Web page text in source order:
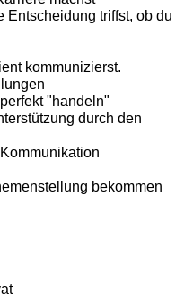
Entscheidung triffst, ob du
kommunizierst.
"handeln"
durch den
bekommen